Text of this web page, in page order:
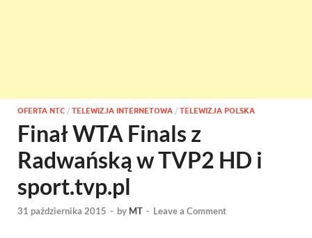
OFERTA NTC / TELEWIZJA INTERNETOWA / TELEWIZJA POLSKA
Finał WTA Finals z
Radwańską w TVP2 HD i
sport.tvp.pl
31 października 2015 - by MT - Leave a Comment